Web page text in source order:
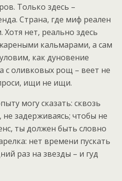
Только здесь –
Страна, где миф реален
Хотя нет, реально здесь
кальмарами, а сам
как дуновение
с оливковых рощ – веет не
ищи не ищи.
могу сказать: сквозь
не задерживаясь; чтобы не
ты должен быть словно
нет времени пускать
раз на звезды – и гуд